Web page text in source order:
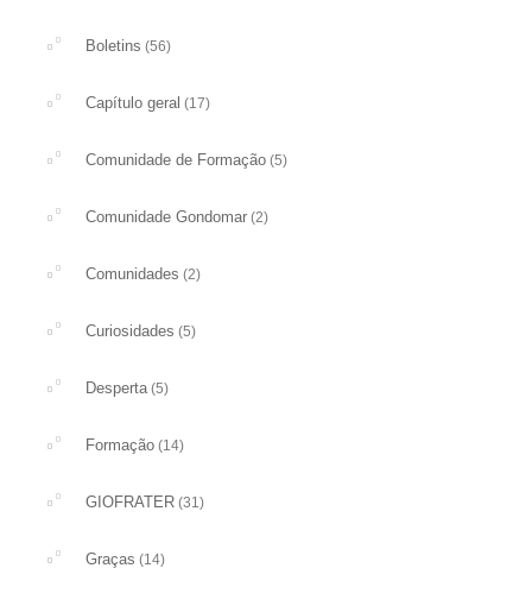
Boletins (56)
Capítulo geral (17)
Comunidade de Formação (5)
Comunidade Gondomar (2)
Comunidades (2)
Curiosidades (5)
Desperta(5)
Formação (14)
GIOFRATER (31)
Graças (14)